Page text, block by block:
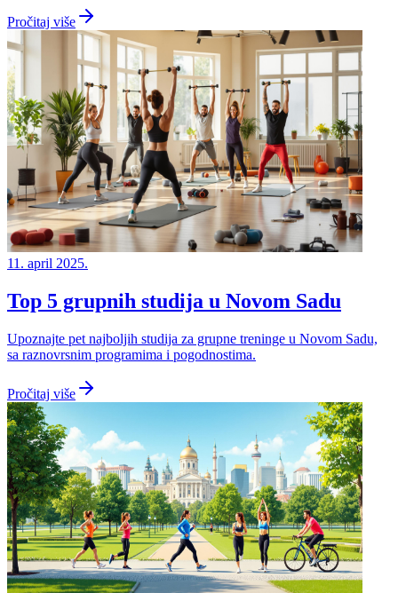
Pročitaj više
11. april 2025.
Top 5 grupnih studija u Novom Sadu
Upoznajte pet najboljih studija za grupne treninge u Novom Sadu,
sa raznovrsnim programima i pogodnostima.
Pročitaj više